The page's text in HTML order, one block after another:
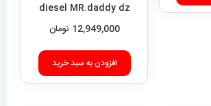
افزودن به سبد خرید